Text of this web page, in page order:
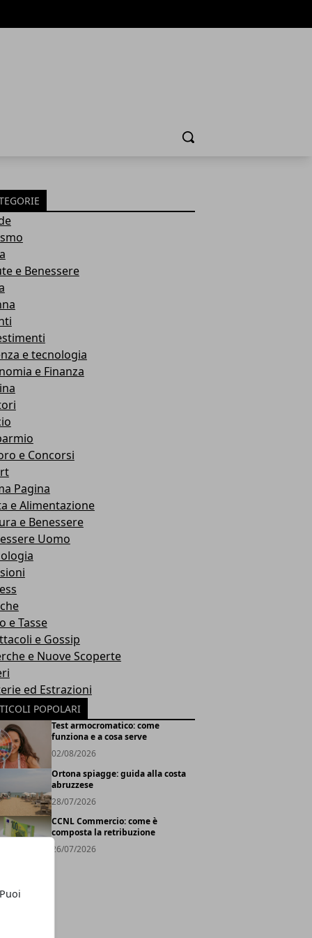
Cerca
e Benessere
e tecnologia
e Finanza
e Concorsi
Pagina
e Alimentazione
e Benessere
Uomo
e Tasse
e Gossip
e Nuove Scoperte
ed Estrazioni
POPOLARI
Test armocromatico: come
funziona e a cosa serve
02/08/2026
Ortona spiagge: guida alla costa
abruzzese
28/07/2026
CCNL Commercio: come è
composta la retribuzione
26/07/2026